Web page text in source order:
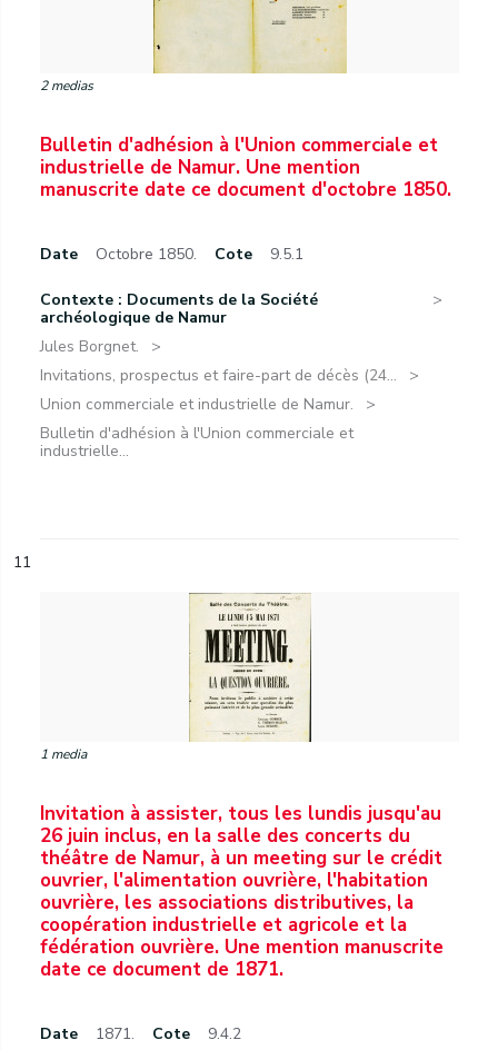
2 medias
Bulletin d'adhésion à l'Union commerciale et
industrielle de Namur. Une mention
manuscrite date ce document d'octobre 1850.
Date Octobre 1850. Cote 9.5.1
Contexte : Documents de la Société
archéologique de Namur
Jules Borgnet.
Invitations, prospectus et faire-part de décès (24...
Union commerciale et industrielle de Namur.
Bulletin d'adhésion à l'Union commerciale et
industrielle...
11
1 media
Invitation à assister, tous les lundis jusqu'au
26 juin inclus, en la salle des concerts du
théâtre de Namur, à un meeting sur le crédit
ouvrier, l'alimentation ouvrière, l'habitation
ouvrière, les associations distributives, la
coopération industrielle et agricole et la
fédération ouvrière. Une mention manuscrite
date ce document de 1871.
Date 1871. Cote 9.4.2